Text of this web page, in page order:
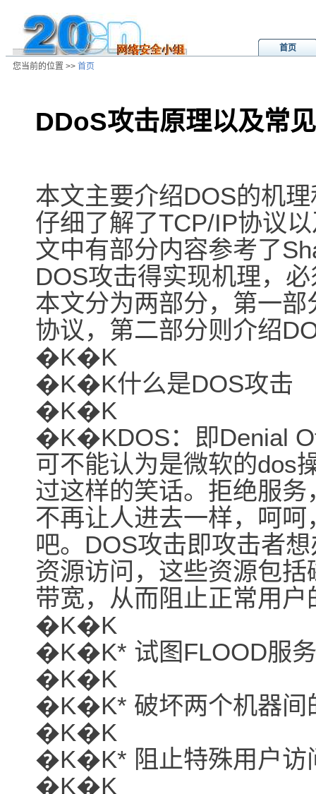
首页
您当前的位置 >> 首页
DDoS攻击原理以及常
本文主要介绍DOS的机
仔细了解了TCP/IP协议
文中有部分内容参考了
DOS攻击得实现机理，
本文分为两部分，第一
协议，第二部分则介绍
�K�K
�K�K什么是DOS攻击
�K�K
�K�KDOS：即Denial
可不能认为是微软的dos
过这样的笑话。拒绝服
不再让人进去一样，呵
吧。DOS攻击即攻击者
资源访问，这些资源包
带宽，从而阻止正常用
�K�K
�K�K* 试图FLOOD服
�K�K
�K�K* 破坏两个机器间
�K�K
�K�K* 阻止特殊用户访
�K�K